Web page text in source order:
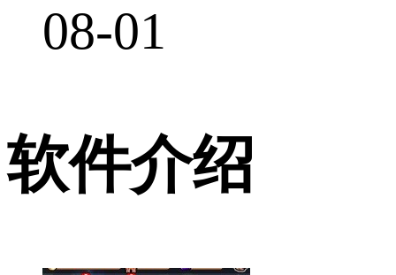
08-01
软件介绍